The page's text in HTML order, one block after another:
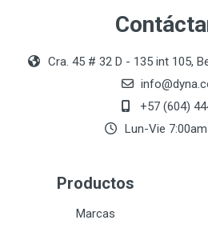
Cra. 45 # 32 D - 135 int 105,
+57 (604)
Lun-Vie
Productos
Marcas